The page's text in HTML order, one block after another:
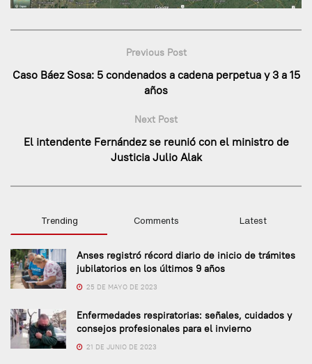
Previous Post
Caso Báez Sosa: 5 condenados a cadena perpetua y 3 a 15
años
Next Post
El intendente Fernández se reunió con el ministro de
Justicia Julio Alak
Trending Comments Latest
Anses registró récord diario de inicio de trámites
jubilatorios en los últimos 9 años
25 DE MAYO DE 2023
Enfermedades respiratorias: señales, cuidados y
consejos profesionales para el invierno
21 DE JUNIO DE 2023